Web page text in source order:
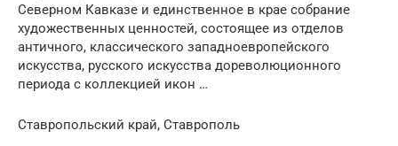
Северном Кавказе и единственное в крае собрание
художественных ценностей, состоящее из отделов
античного, классического западноевропейского
искусства, русского искусства дореволюционного
периода с коллекцией икон …
Ставропольский край, Ставрополь